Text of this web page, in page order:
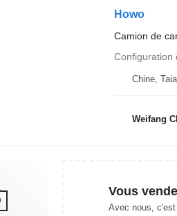
Howo
Camion de
Configuration
Chine,
Weifang
Vous
Avec nous,